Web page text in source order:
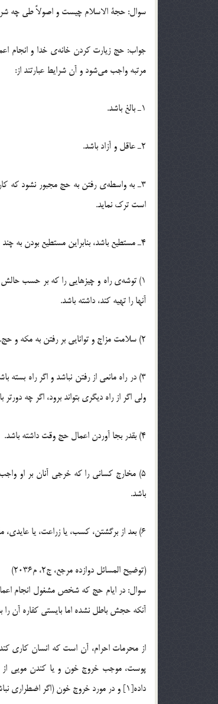
سوال: حجة الاسلام چیست و اصولاً طی چه
جواب: حج زیارت كردن خانه‌ی خدا و انجام
مرتبه واجب می‌شود و آن شرایط عبارتند از:
1ـ بالغ باشد.
2ـ عاقل و آزاد باشد.
3ـ به واسطه‌ی رفتن به حج مجبور نشود كه
است ترك نماید.
4ـ مستطیع باشد، بنابراین مستطیع بودن به چند چیز است:
1) توشه‌ی راه و چیزهایی را كه بر حسب
آنها را تهیه كند، داشته باشد.
2) سلامت مزاج و توانایی بر رفتن به مكه و حج.
3) در راه مانعی از رفتن نباشد و اگر راه
ولی اگر از راه دیگری بتواند برود، اگر چه
4) بقدر بجا آوردن اعمال حج وقت داشته باشد.
5) مخارج كسانی را كه خرجی آنان بر او
باشد.
6) بعد از برگشتن، كسب، یا زراعت، یا عایدی، ملك، یا راه دیگری برای معاش خود داشته باشد تا مجبور نشود به زحمت زندگی كند.
(توضیح المسائل دوازده مرجع، ج2، م2036)
سوال: در ایام حج که شخص مشغول انجام
آنکه حجش باطل نشده اما بایستی کفاره آن را
از محرمات احرام، آن است که انسان کاری
پوست، موجب خروج خون و یا کندن مویی از
داده[1] و در مورد خروج خون (اگر اضطراری نباشد)، برخی از مراجع می‌گویند، بنابر احتیاط یک گوسفند به عنوان کفاره بپردازد.[2]